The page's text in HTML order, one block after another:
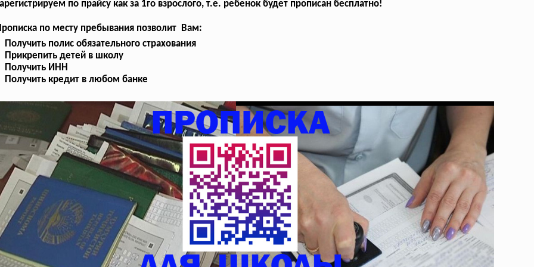
по прайсу как за 1го взрослого, т.е. ребенок будет прописан бесплатно!
по месту пребывания позволит Вам:
Получить полис обязательного страхования
Прикрепить детей в школу
Получить ИНН
Получить кредит в любом банке